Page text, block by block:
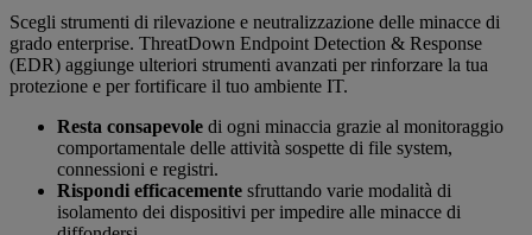
Scegli strumenti di rilevazione e neutralizzazione delle minacce di
grado enterprise. ThreatDown Endpoint Detection & Response
(EDR) aggiunge ulteriori strumenti avanzati per rinforzare la tua
protezione e per fortificare il tuo ambiente IT.
Resta consapevole di ogni minaccia grazie al monitoraggio
comportamentale delle attività sospette di file system,
connessioni e registri.
Rispondi efficacemente sfruttando varie modalità di
isolamento dei dispositivi per impedire alle minacce di